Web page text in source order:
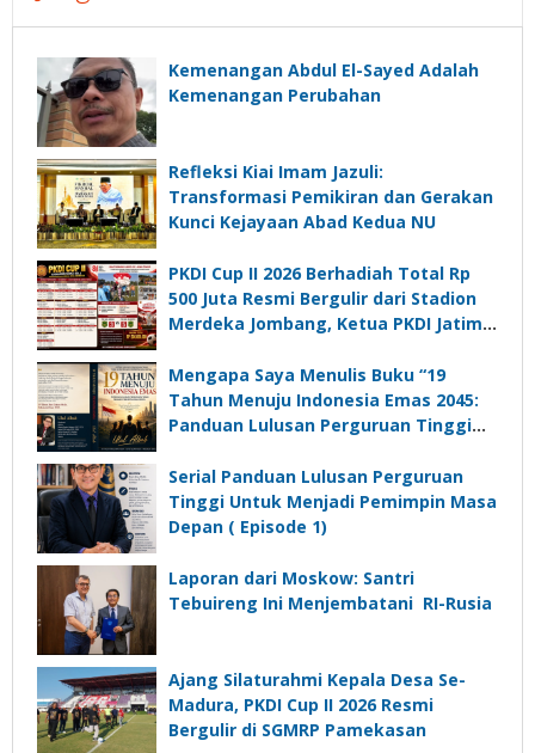
Kemenangan Abdul El-Sayed Adalah
Kemenangan Perubahan
Refleksi Kiai Imam Jazuli:
Transformasi Pemikiran dan Gerakan
Kunci Kejayaan Abad Kedua NU
PKDI Cup II 2026 Berhadiah Total Rp
500 Juta Resmi Bergulir dari Stadion
Merdeka Jombang, Ketua PKDI Jatim:
Komunikasi Kades untuk Memajukan
Desa
Mengapa Saya Menulis Buku “19
Tahun Menuju Indonesia Emas 2045:
Panduan Lulusan Perguruan Tinggi
Depan”?
Serial Panduan Lulusan Perguruan
Tinggi Untuk Menjadi Pemimpin Masa
Depan ( Episode 1)
Laporan dari Moskow: Santri
Tebuireng Ini Menjembatani RI-Rusia
Ajang Silaturahmi Kepala Desa Se-
Madura, PKDI Cup II 2026 Resmi
Bergulir di SGMRP Pamekasan